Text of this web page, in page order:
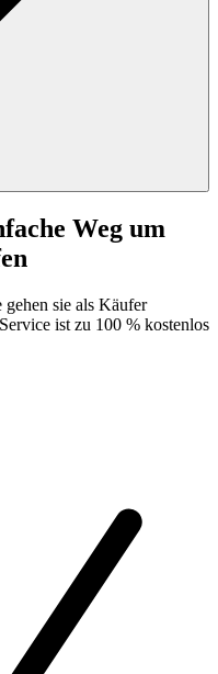
Weg um
gehen sie als Käufer
ist zu 100 % kostenlos